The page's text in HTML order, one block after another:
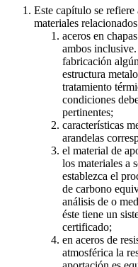
Este capítulo se
materiales
aceros en
ambos
fabricación
estructura
tratamiento
condiciones
pertinentes;
características
arandelas
el material de
los materiales a
establezca el
de carbono
análisis de o
éste tiene un
certificado;
en aceros de
atmosférica la